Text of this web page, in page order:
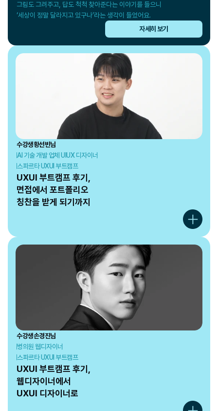
그림도 그려주고, 답도 척척 찾아준다는 이야기를 들으니
‘세상이 정말 달라지고 있구나’라는 생각이 들었어요.
자세히 보기
수강생황선빈님
AI 기술 개발 업체 UIUX 디자이너
스파르타 UXUI 부트캠프
UXUI 부트캠프 후기,
면접에서 포트폴리오
칭찬을 받게 되기까지
수강생손경진님
병의원 웹디자이너
스파르타 UXUI 부트캠프
UXUI 부트캠프 후기,
웹디자이너에서
UXUI 디자이너로